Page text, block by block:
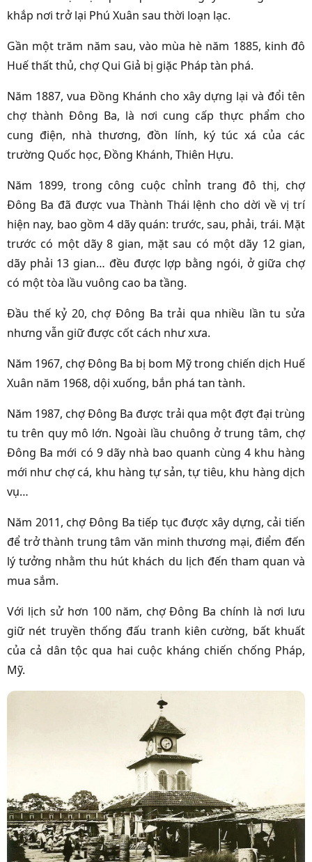
khắp nơi trở lại Phú Xuân sau thời loạn lạc.
Gần một trăm năm sau, vào mùa hè năm 1885, kinh đô
Huế thất thủ, chợ Qui Giả bị giặc Pháp tàn phá.
Năm 1887, vua Đồng Khánh cho xây dựng lại và đổi tên
chợ thành Đông Ba, là nơi cung cấp thực phẩm cho
cung điện, nhà thương, đồn lính, ký túc xá của các
trường Quốc học, Đồng Khánh, Thiên Hựu.
Năm 1899, trong công cuộc chỉnh trang đô thị, chợ
Đông Ba đã được vua Thành Thái lệnh cho dời về vị trí
hiện nay, bao gồm 4 dãy quán: trước, sau, phải, trái. Mặt
trước có một dãy 8 gian, mặt sau có một dãy 12 gian,
dãy phải 13 gian… đều được lợp bằng ngói, ở giữa chợ
có một tòa lầu vuông cao ba tầng.
Đầu thế kỷ 20, chợ Đông Ba trải qua nhiều lần tu sửa
nhưng vẫn giữ được cốt cách như xưa.
Năm 1967, chợ Đông Ba bị bom Mỹ trong chiến dịch Huế
Xuân năm 1968, dội xuống, bắn phá tan tành.
Năm 1987, chợ Đông Ba được trải qua một đợt đại trùng
tu trên quy mô lớn. Ngoài lầu chuông ở trung tâm, chợ
Đông Ba mới có 9 dãy nhà bao quanh cùng 4 khu hàng
mới như chợ cá, khu hàng tự sản, tự tiêu, khu hàng dịch
vụ…
Năm 2011, chợ Đông Ba tiếp tục được xây dựng, cải tiến
để trở thành trung tâm văn minh thương mại, điểm đến
lý tưởng nhằm thu hút khách du lịch đến tham quan và
mua sắm.
Với lịch sử hơn 100 năm, chợ Đông Ba chính là nơi lưu
giữ nét truyền thống đấu tranh kiên cường, bất khuất
của cả dân tộc qua hai cuộc kháng chiến chống Pháp,
Mỹ.